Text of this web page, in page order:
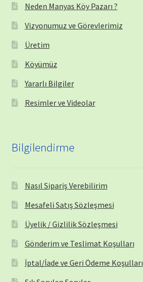
Neden Manyas Köy Pazarı ?
Vizyonumuz ve Görevlerimiz
Üretim
Köyümüz
Yararlı Bilgiler
Resimler ve Videolar
Bilgilendirme
Nasıl Sipariş Verebilirim
Mesafeli Satış Sözleşmesi
Üyelik / Gizlilik Sözleşmesi
Gönderim ve Teslimat Koşulları
İptal/İade ve Geri Ödeme Koşulları